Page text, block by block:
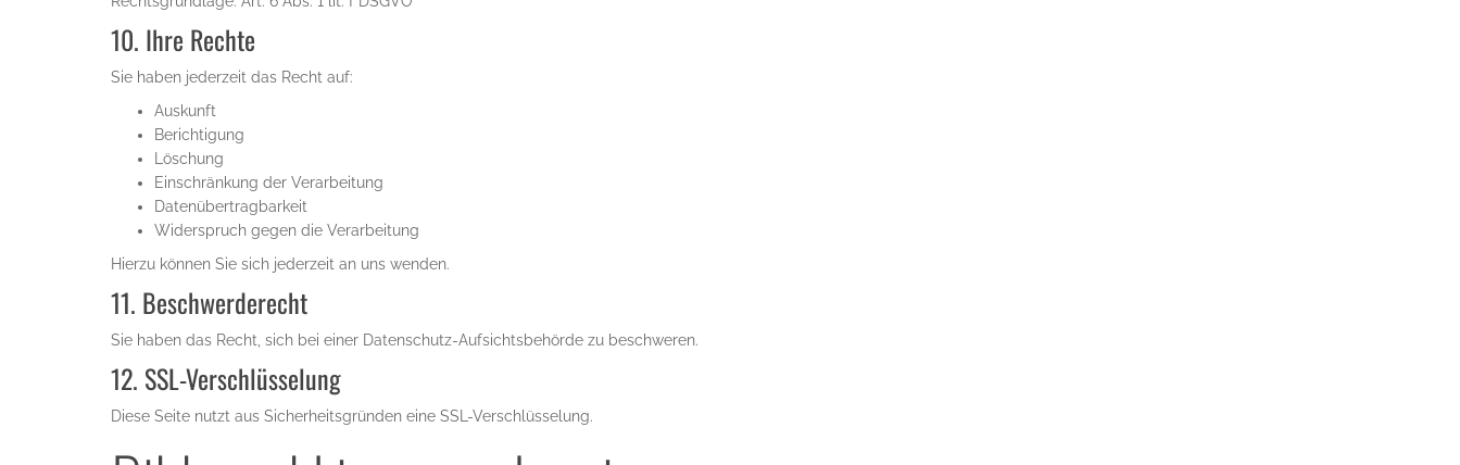
10. Ihre Rechte
Sie haben jederzeit das Recht auf:
Auskunft
Berichtigung
Löschung
Einschränkung der Verarbeitung
Datenübertragbarkeit
Widerspruch gegen die Verarbeitung
Hierzu können Sie sich jederzeit an uns wenden.
11. Beschwerderecht
Sie haben das Recht, sich bei einer Datenschutz-Aufsichtsbehörde zu beschweren.
12. SSL-Verschlüsselung
Diese Seite nutzt aus Sicherheitsgründen eine SSL-Verschlüsselung.